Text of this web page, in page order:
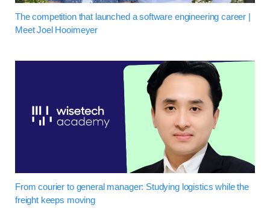
The competition that launched a software engineering career |
Meet Joel Hooimeyer
From courier to general manager: Studying logistics while the
freight keeps moving